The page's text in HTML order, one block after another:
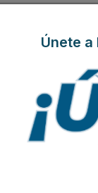
anual
Únete